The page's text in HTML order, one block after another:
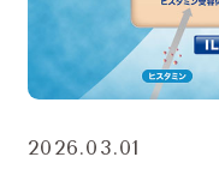
2026.03.01